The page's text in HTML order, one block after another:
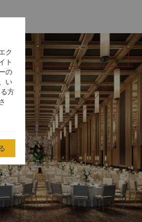
ク
ト
の
い
方